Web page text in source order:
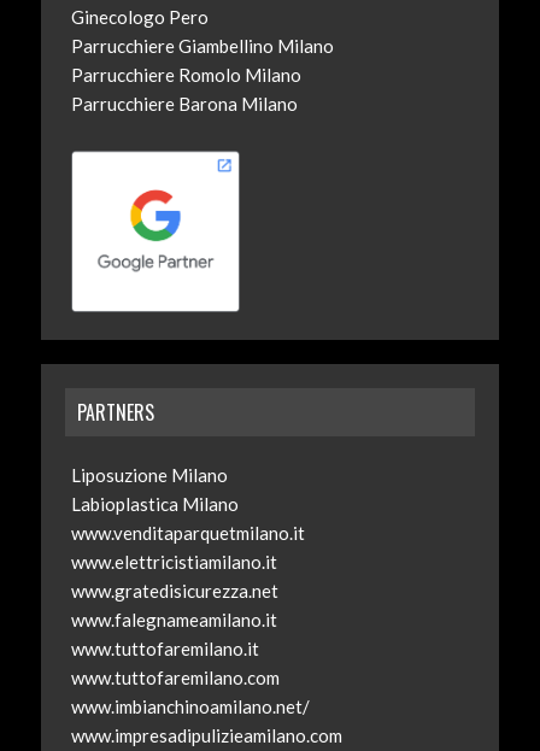
Ginecologo Pero
Parrucchiere Giambellino Milano
Parrucchiere Romolo Milano
Parrucchiere Barona Milano
PARTNERS
Liposuzione Milano
Labioplastica Milano
www.venditaparquetmilano.it
www.elettricistiamilano.it
www.gratedisicurezza.net
www.falegnameamilano.it
www.tuttofaremilano.it
www.tuttofaremilano.com
www.imbianchinoamilano.net/
www.impresadipulizieamilano.com